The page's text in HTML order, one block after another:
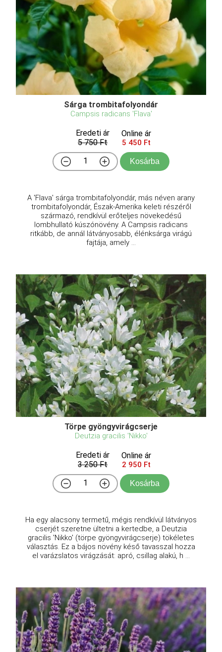
Sárga trombitafolyondár
Campsis radicans 'Flava'
Eredeti ár
5 750 Ft
Online ár
5 450 Ft
Kosárba
A 'Flava' sárga trombitafolyondár, más néven arany
trombitafolyondár, Észak-Amerika keleti részéről
származó, rendkívül erőteljes növekedésű
lombhullató kúszónövény. A Campsis radicans
ritkább, de annál látványosabb, élénksárga virágú
fajtája, amely ...
Törpe gyöngyvirágcserje
Deutzia gracilis 'Nikko'
Eredeti ár
3 250 Ft
Online ár
2 950 Ft
Kosárba
Ha egy alacsony termetű, mégis rendkívül látványos
cserjét szeretne ültetni a kertedbe, a Deutzia
gracilis 'Nikko' (törpe gyöngyvirágcserje) tökéletes
választás. Ez a bájos növény késő tavasszal hozza
el varázslatos virágzását: apró, csillag alakú, h ...